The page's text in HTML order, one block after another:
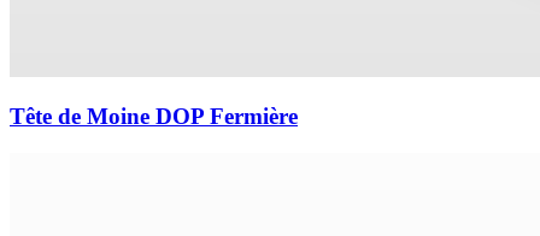
Tête de Moine DOP Fermière